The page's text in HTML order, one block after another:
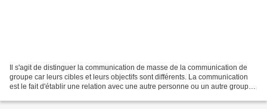
Il s'agit de distinguer la communication de masse de la communication de
groupe car leurs cibles et leurs objectifs sont différents. La communication
est le fait d'établir une relation avec une autre personne ou un autre groupe